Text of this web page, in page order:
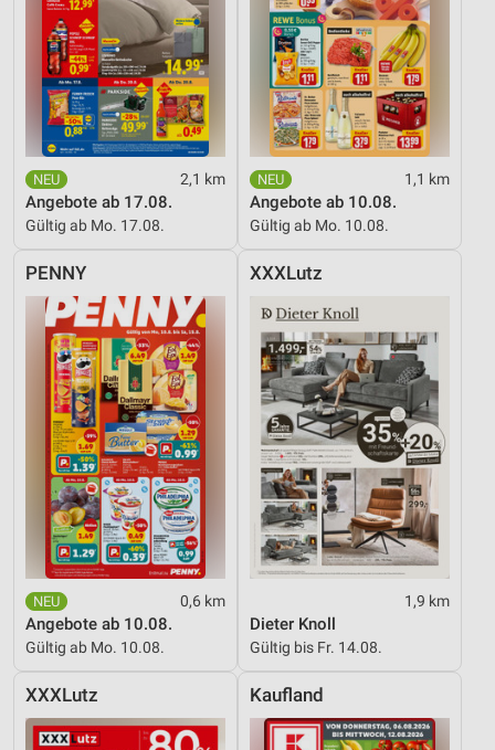
2,1 km
Angebote ab 17.08.
Gültig ab Mo. 17.08.
1,1 km
Angebote ab 10.08.
Gültig ab Mo. 10.08.
PENNY
0,6 km
Angebote ab 10.08.
Gültig ab Mo. 10.08.
XXXLutz
1,9 km
Dieter Knoll
Gültig bis Fr. 14.08.
XXXLutz Kaufland